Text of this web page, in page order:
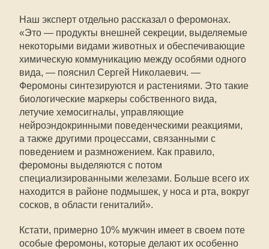
Наш эксперт отдельно рассказал о феромонах.
«Это — продукты внешней секреции, выделяемые
некоторыми видами животных и обеспечивающие
химическую коммуникацию между особями одного
вида, — пояснил Сергей Николаевич. —
Феромоны синтезируются и растениями. Это такие
биологические маркеры собственного вида,
летучие хемосигналы, управляющие
нейроэндокринными поведенческими реакциями,
а также другими процессами, связанными с
поведением и размножением. Как правило,
феромоны выделяются с потом
специализированными железами. Больше всего их
находится в районе подмышек, у носа и рта, вокруг
сосков, в области гениталий».
Кстати, примерно 10% мужчин имеет в своем поте
особые феромоны, которые делают их особенно